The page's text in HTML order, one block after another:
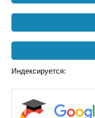
Индексируется: